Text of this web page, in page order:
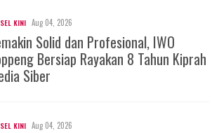
KINI Aug 04, 2026
Solid dan Profesional, IWO
Bersiap Rayakan 8 Tahun Kiprah
Siber
KINI Aug 04, 2026